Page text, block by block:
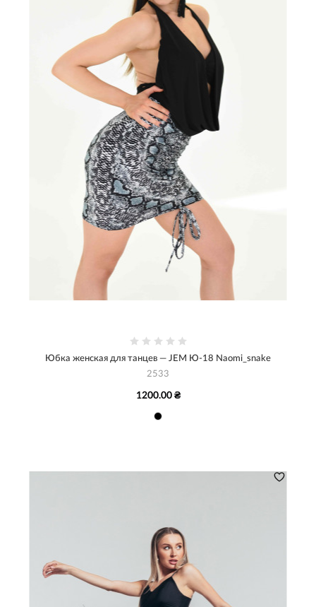
Юбка женская для танцев — JEM Ю-18 Naomi_snake
2533
1200.00 ₴